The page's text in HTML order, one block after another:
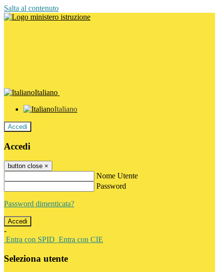
Salta al contenuto
Italiano
Italiano
Accedi
Accedi
button close ×
Nome Utente
Password
Password dimenticata?
-
Entra con SPID Entra con CIE
Seleziona utente